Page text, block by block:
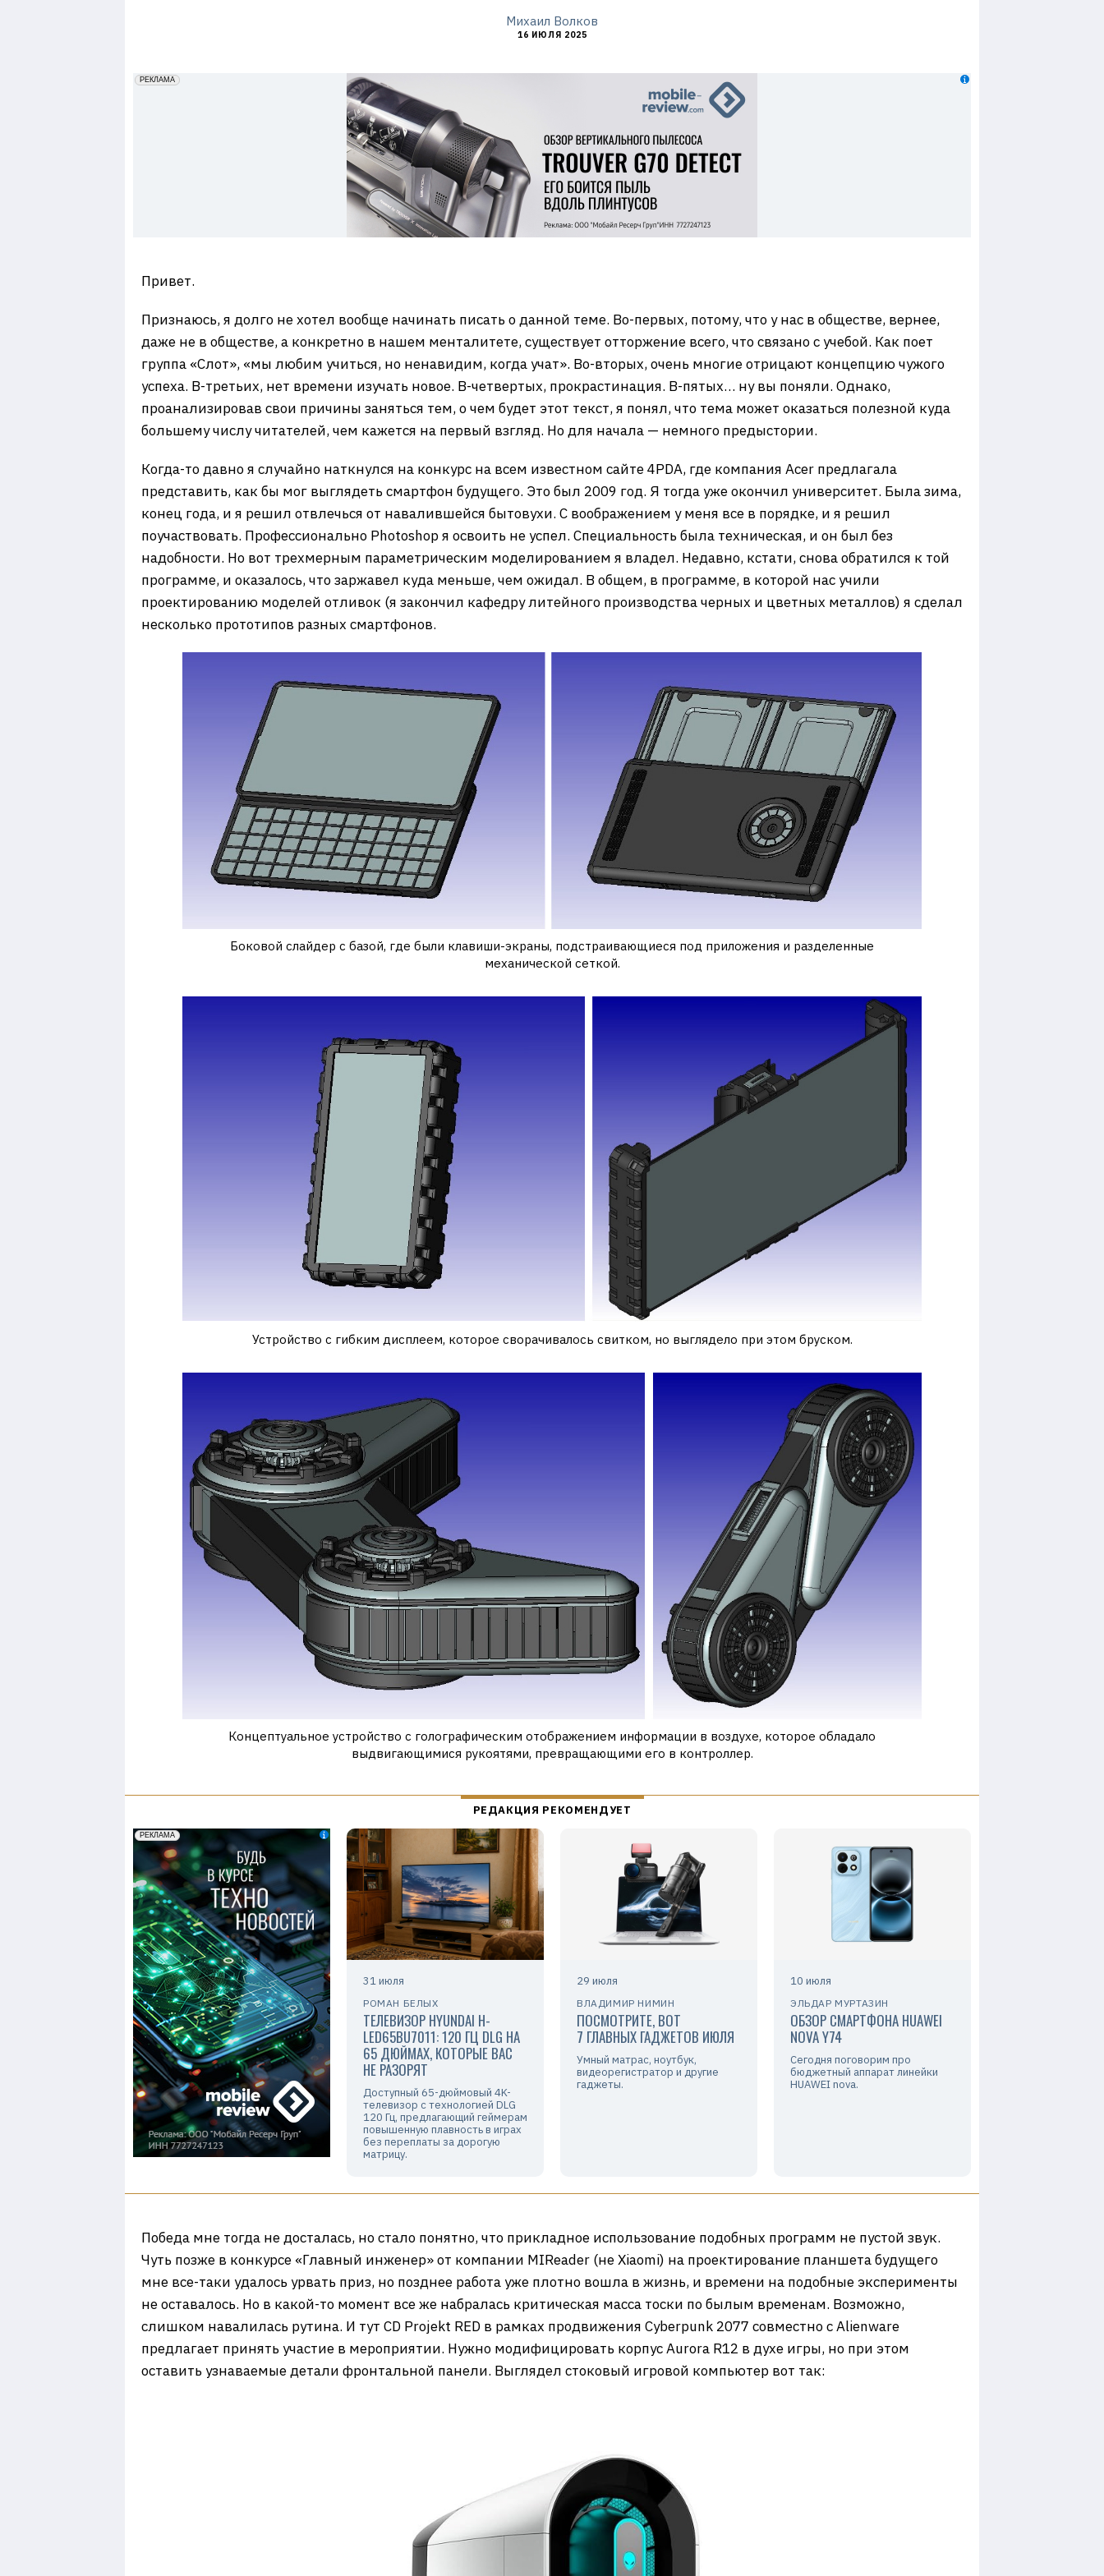
Михаил Волков
16 ИЮЛЯ 2025
erid: 2VfnxxmNzs5
РЕКЛАМА
Привет.
Признаюсь, я долго не хотел вообще начинать писать о данной теме. Во-первых, потому, что у нас в обществе, вернее,
даже не в обществе, а конкретно в нашем менталитете, существует отторжение всего, что связано с учебой. Как поет
группа «Слот», «мы любим учиться, но ненавидим, когда учат». Во-вторых, очень многие отрицают концепцию чужого
успеха. В-третьих, нет времени изучать новое. В-четвертых, прокрастинация. В-пятых… ну вы поняли. Однако,
проанализировав свои причины заняться тем, о чем будет этот текст, я понял, что тема может оказаться полезной куда
большему числу читателей, чем кажется на первый взгляд. Но для начала — немного предыстории.
Когда-то давно я случайно наткнулся на конкурс на всем известном сайте 4PDA, где компания Acer предлагала
представить, как бы мог выглядеть смартфон будущего. Это был 2009 год. Я тогда уже окончил университет. Была зима,
конец года, и я решил отвлечься от навалившейся бытовухи. С воображением у меня все в порядке, и я решил
поучаствовать. Профессионально Photoshop я освоить не успел. Специальность была техническая, и он был без
надобности. Но вот трехмерным параметрическим моделированием я владел. Недавно, кстати, снова обратился к той
программе, и оказалось, что заржавел куда меньше, чем ожидал. В общем, в программе, в которой нас учили
проектированию моделей отливок (я закончил кафедру литейного производства черных и цветных металлов) я сделал
несколько прототипов разных смартфонов.
Боковой слайдер с базой, где были клавиши-экраны, подстраивающиеся под приложения и разделенные
механической сеткой.
Устройство с гибким дисплеем, которое сворачивалось свитком, но выглядело при этом бруском.
Концептуальное устройство с голографическим отображением информации в воздухе, которое обладало
выдвигающимися рукоятями, превращающими его в контроллер.
31 июля
РОМАН БЕЛЫХ
ТЕЛЕВИЗОР HYUNDAI H-
LED65BU7011: 120 ГЦ DLG НА
65 ДЮЙМАХ, КОТОРЫЕ ВАС
НЕ РАЗОРЯТ
Доступный 65-дюймовый 4K-
телевизор с технологией DLG
120 Гц, предлагающий геймерам
повышенную плавность в играх
без переплаты за дорогую
матрицу.
29 июля
ВЛАДИМИР НИМИН
ПОСМОТРИТЕ, ВОТ
7 ГЛАВНЫХ ГАДЖЕТОВ ИЮЛЯ
Умный матрас, ноутбук,
видеорегистратор и другие
гаджеты.
10 июля
ЭЛЬДАР МУРТАЗИН
ОБЗОР СМАРТФОНА HUAWEI
NOVA Y74
Сегодня поговорим про
бюджетный аппарат линейки
HUAWEI nova.
Победа мне тогда не досталась, но стало понятно, что прикладное использование подобных программ не пустой звук.
Чуть позже в конкурсе «Главный инженер» от компании MIReader (не Xiaomi) на проектирование планшета будущего
мне все-таки удалось урвать приз, но позднее работа уже плотно вошла в жизнь, и времени на подобные эксперименты
не оставалось. Но в какой-то момент все же набралась критическая масса тоски по былым временам. Возможно,
слишком навалилась рутина. И тут CD Projekt RED в рамках продвижения Cyberpunk 2077 совместно с Alienware
предлагает принять участие в мероприятии. Нужно модифицировать корпус Aurora R12 в духе игры, но при этом
оставить узнаваемые детали фронтальной панели. Выглядел стоковый игровой компьютер вот так: